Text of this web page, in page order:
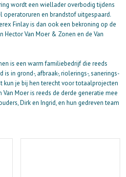
wordt een wiellader overbodig tijdens
operatoruren en brandstof uitgespaard.
Finlay is dan ook een bekroning op de
Van Moer & Zonen en de Van
is een warm familiebedrijf die reeds
in grond-, afbraak-, riolerings-, sanerings-
kun je bij hen terecht voor totaalprojecten
Moer is reeds de derde generatie mee
Dirk en Ingrid, en hun gedreven team